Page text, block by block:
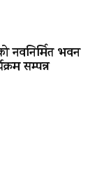
नवनिर्मित भवन
सम्पन्न